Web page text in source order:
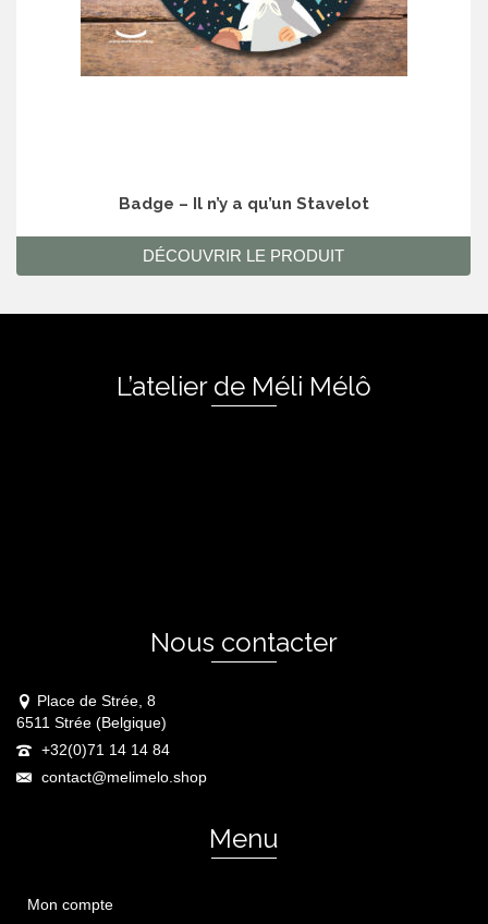
Badge – Il n’y a qu’un Stavelot
DÉCOUVRIR LE PRODUIT
L’atelier de Méli Mélô
Nous contacter
Place de Strée, 8
6511 Strée (Belgique)
+32(0)71 14 14 84
contact@melimelo.shop
Menu
Mon compte